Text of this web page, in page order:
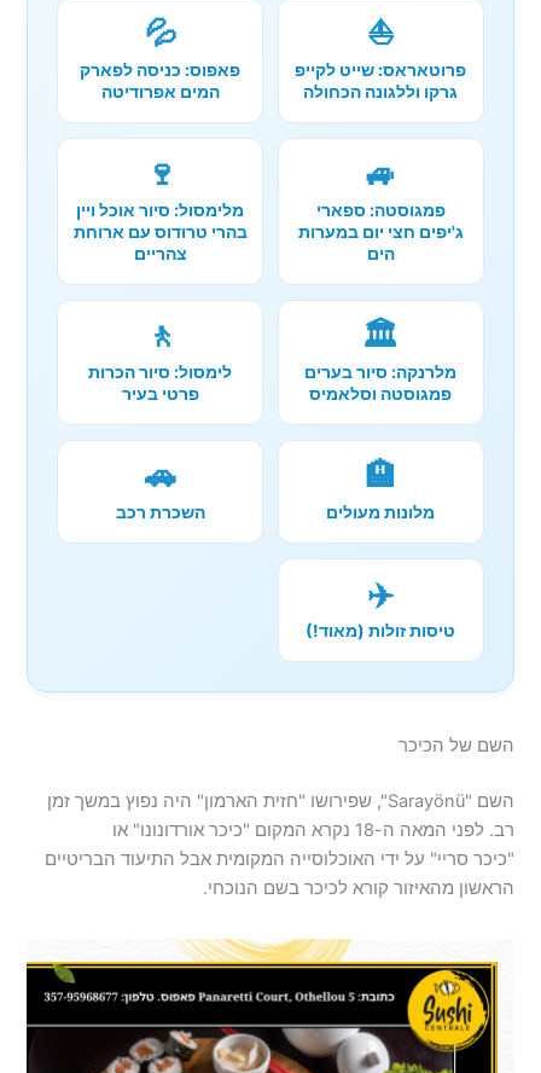
⛵
פרוטאראס: שייט לקייפ
גרקו וללגונה הכחולה
💦
פאפוס: כניסה לפארק
המים אפרודיטה
🚙
פמגוסטה: ספארי
ג'יפים חצי יום במערות
הים
🍷
מלימסול: סיור אוכל ויין
בהרי טרודוס עם ארוחת
צהריים
🏛️
מלרנקה: סיור בערים
פמגוסטה וסלאמיס
🚶
לימסול: סיור הכרות
פרטי בעיר
🏨
מלונות מעולים
🚗
השכרת רכב
✈️
טיסות זולות (מאוד!)
השם של הכיכר
השם "Sarayönü", שפירושו "חזית הארמון" היה נפוץ במשך זמן
רב. לפני המאה ה-18 נקרא המקום "כיכר אורדונונו" או
"כיכר סריי" על ידי האוכלוסייה המקומית אבל התיעוד הבריטיים
הראשון מהאיזור קורא לכיכר בשם הנוכחי.